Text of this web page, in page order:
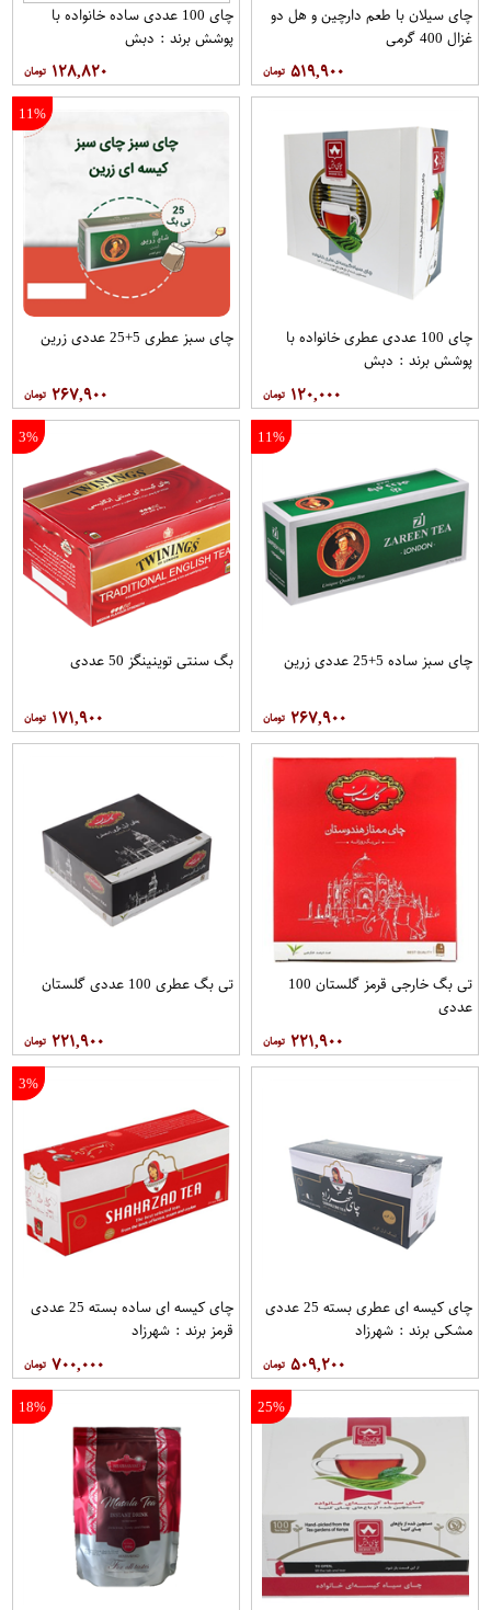
چای سیلان با طعم دارچین و هل دو
غزال 400 گرمی
۵۱۹,۹۰۰
چای 100 عددی ساده خانواده با
پوشش برند : دبش
۱۲۸,۸۲۰
چای 100 عددی عطری خانواده با
پوشش برند : دبش
۱۲۰,۰۰۰
11%
چای سبز عطری 5+25 عددی زرین
۲۶۷,۹۰۰
11%
چای سبز ساده 5+25 عددی زرین
۲۶۷,۹۰۰
3%
بگ سنتی توینینگز 50 عددی
۱۷۱,۹۰۰
تی بگ خارجی قرمز گلستان 100
عددی
۲۲۱,۹۰۰
تی بگ عطری 100 عددی گلستان
۲۲۱,۹۰۰
چای کیسه ای عطری بسته 25 عددی
مشکی برند : شهرزاد
۵۰۹,۲۰۰
3%
چای کیسه ای ساده بسته 25 عددی
قرمز برند : شهرزاد
۷۰۰,۰۰۰
25%
18%